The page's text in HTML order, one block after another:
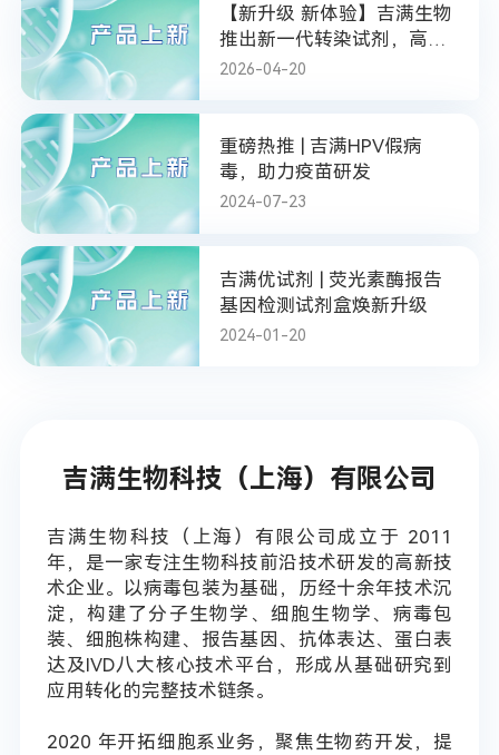
【新升级 新体验】吉满生物
推出新一代转染试剂，高效
毒性低
2026-04-20
重磅热推 | 吉满HPV假病
毒，助力疫苗研发
2024-07-23
吉满优试剂 | 荧光素酶报告
基因检测试剂盒焕新升级
2024-01-20
吉满生物科技（上海）有限公司
吉满生物科技（上海）有限公司成立于 2011
年，是一家专注生物科技前沿技术研发的高新技
术企业。以病毒包装为基础，历经十余年技术沉
淀，构建了分子生物学、细胞生物学、病毒包
装、细胞株构建、报告基因、抗体表达、蛋白表
达及IVD八大核心技术平台，形成从基础研究到
应用转化的完整技术链条。
2020 年开拓细胞系业务，聚焦生物药开发，提